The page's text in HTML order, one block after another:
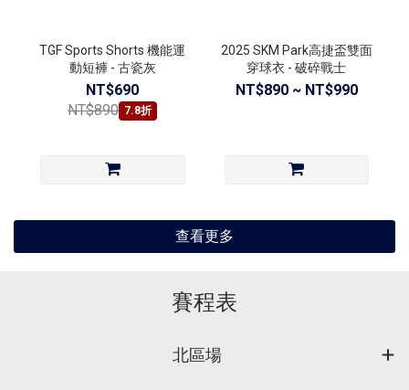
TGF Sports Shorts 機能運
動短褲 - 古瓷灰
NT$690
NT$890 7.8折
2025 SKM Park高捷盃雙面
穿球衣 - 破碎戰士
NT$890 ~ NT$990
查看更多
賽程表
北區場